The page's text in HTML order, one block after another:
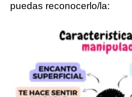
puedas reconocerlo/la: